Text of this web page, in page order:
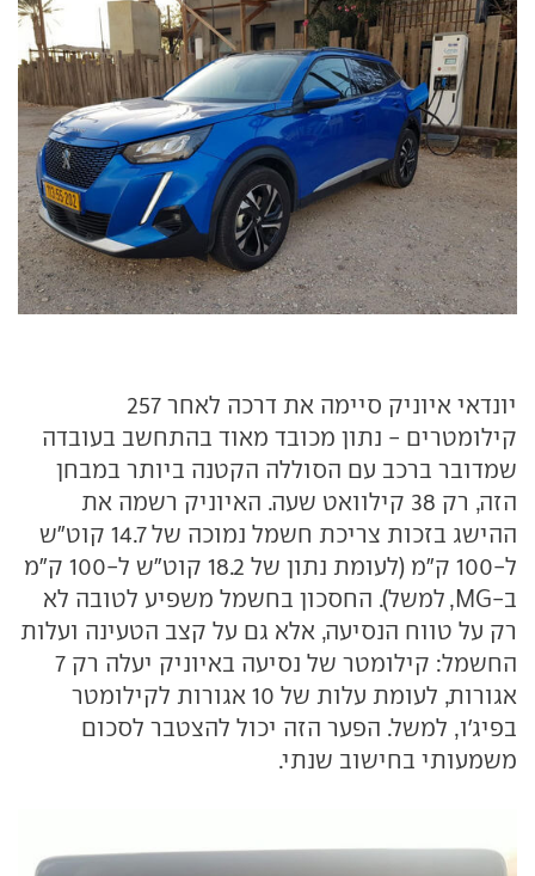
יונדאי איוניק סיימה את דרכה לאחר 257
קילומטרים - נתון מכובד מאוד בהתחשב בעובדה
שמדובר ברכב עם הסוללה הקטנה ביותר במבחן
הזה, רק 38 קילוואט שעה. האיוניק רשמה את
ההישג בזכות צריכת חשמל נמוכה של 14.7 קוט"ש
ל-100 ק"מ (לעומת נתון של 18.2 קוט"ש ל-100 ק"מ
ב-MG, למשל). החסכון בחשמל משפיע לטובה לא
רק על טווח הנסיעה, אלא גם על קצב הטעינה ועלות
החשמל: קילומטר של נסיעה באיוניק יעלה רק 7
אגורות, לעומת עלות של 10 אגורות לקילומטר
בפיג'ו, למשל. הפער הזה יכול להצטבר לסכום
משמעותי בחישוב שנתי.